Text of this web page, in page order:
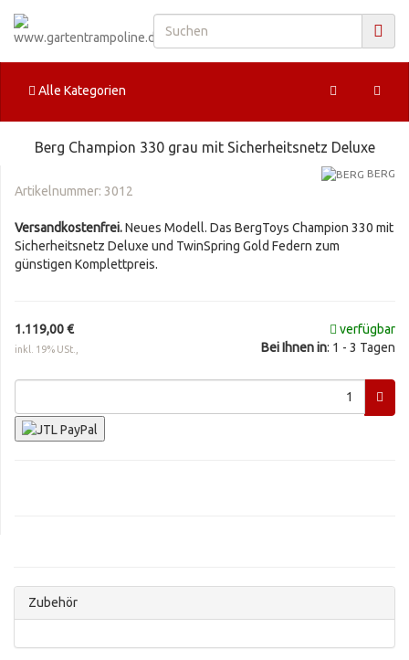
Alle Kategorien
Berg Champion 330 grau mit Sicherheitsnetz Deluxe
BERG
Artikelnummer: 3012
Versandkostenfrei.Neues Modell. Das BergToys Champion 330 mit
Sicherheitsnetz Deluxe und TwinSpring Gold Federn zum
günstigen Komplettpreis.
1.119,00 €
inkl. 19% USt.,
verfügbar
Bei Ihnen in: 1 - 3 Tagen
Zubehör